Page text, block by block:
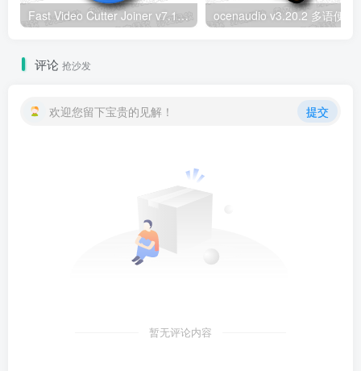
Fast Video Cutter Joiner v7.1.7.0 多语便携版 – 无损视频剪切合并工具
评论 抢沙发
欢迎您留下宝贵的见解！ 提交
暂无评论内容